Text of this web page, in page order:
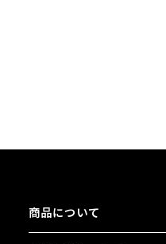
商品について